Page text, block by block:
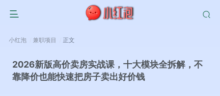
小红泡 兼职项目 正文
2026新版高价卖房实战课，十大模块全拆解，不
靠降价也能快速把房子卖出好价钱